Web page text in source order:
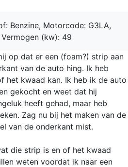
Benzine, Motorcode: G3LA,
(kw): 49
op dat er een (foam?) strip aan
van de auto hing. Ik heb
het kwaad kan. Ik heb ik de auto
gekocht en weet dat hij
heeft gehad, maar heb
Zag nu bij het maken van de
van de onderkant mist.
die strip is en of het kwaad
weten voordat ik naar een